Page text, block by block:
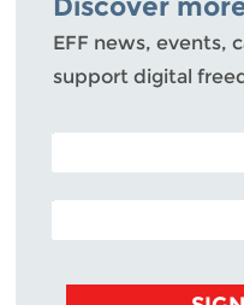
EFF news, events,
support digital
POSTAL CODE (OPTIONAL)
EMAIL ADDRESS